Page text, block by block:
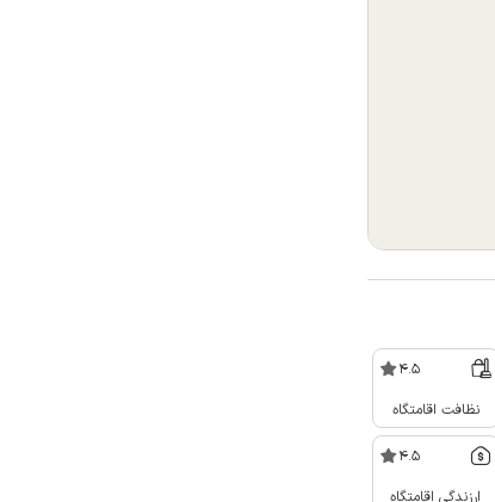
4.5
نظافت اقامتگاه
4.5
ارزندگی اقامتگاه